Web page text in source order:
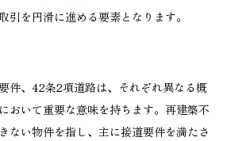
引を円滑に進める要素となります。
件、42条2項道路は、それぞれ異なる概
おいて重要な意味を持ちます。再建築不
ない物件を指し、主に接道要件を満たさ